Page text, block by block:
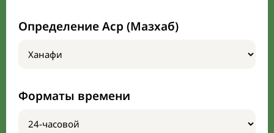
Определение Аср (Мазхаб)
Форматы времени